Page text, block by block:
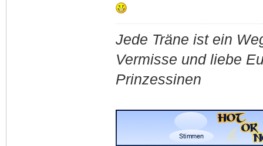
Jede Träne ist ein
Vermisse und liebe
Prinzessinen